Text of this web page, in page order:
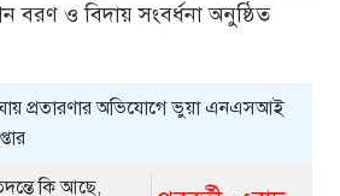
বরণ ও বিদায় সংবর্ধনা অনুষ্ঠিত
প্রতারণার অভিযোগে ভুয়া এনএসআই
কি আছে,